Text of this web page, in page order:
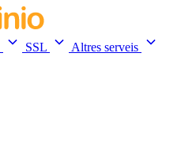
SSL
Altres serveis